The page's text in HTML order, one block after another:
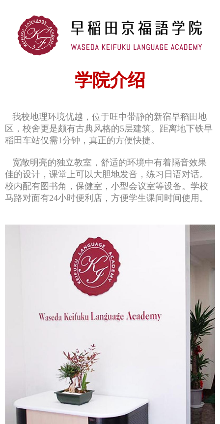
学院介绍
我校地理环境优越，位于旺中带静的新宿早稻田地
区，校舍更是颇有古典风格的5层建筑。 距离地下铁早
稻田车站仅需1分钟，真正的方便快捷。
宽敞明亮的独立教室，舒适的环境中有着隔音效果
佳的设计，课堂上可以大胆地发音， 练习日语对话。
校内配有图书角，保健室，小型会议室等设备。学校
马路对面有24小时便利店，方便学生课间时间使用。